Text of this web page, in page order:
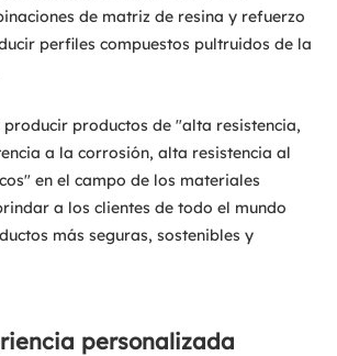
de matriz de resina y refuerzo
perfiles compuestos pultruidos de la
producir productos de "alta resistencia,
a la corrosión, alta resistencia al
en el campo de los materiales
a los clientes de todo el mundo
más seguras, sostenibles y
personalizada